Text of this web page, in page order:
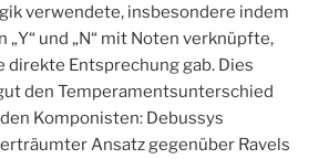
verwendete, insbesondere indem
„Y“ und „N“ mit Noten verknüpfte,
direkte Entsprechung gab. Dies
den Temperamentsunterschied
Komponisten: Debussys
Ansatz gegenüber Ravels